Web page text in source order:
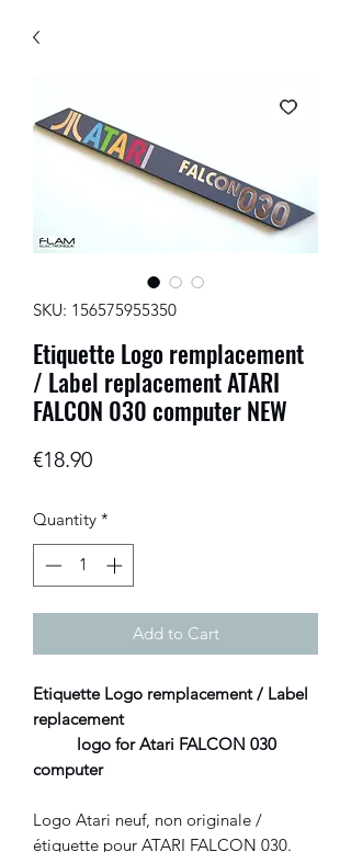
SKU: 156575955350
Etiquette Logo remplacement
/ Label replacement ATARI
FALCON 030 computer NEW
€18.90Price
Quantity *
Add to Cart
Etiquette Logo remplacement / Label
replacement
logo for Atari FALCON 030
computer
Logo Atari neuf, non originale /
étiquette pour ATARI FALCON 030.